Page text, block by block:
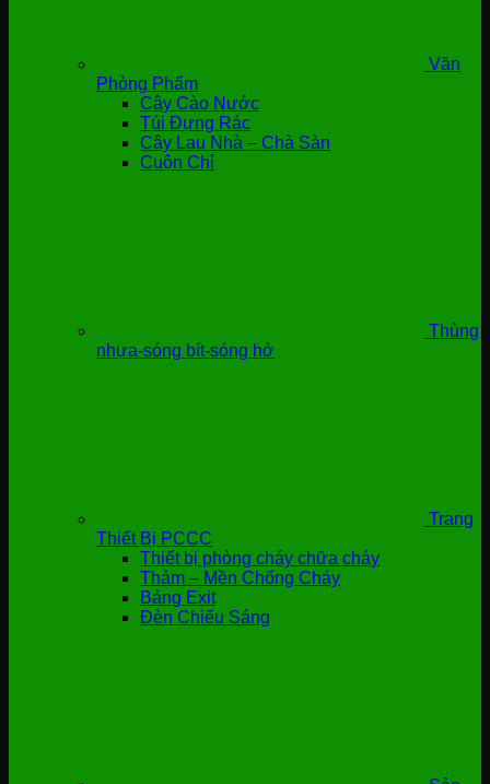
Văn
Phòng Phẩm
Cây Cào Nước
Túi Đựng Rác
Cây Lau Nhà – Chà Sàn
Cuộn Chỉ
Thùng
nhựa-sóng bít-sóng hở
Trang
Thiết Bị PCCC
Thiết bị phòng cháy chữa cháy
Thảm – Mền Chống Cháy
Bảng Exit
Đèn Chiếu Sáng